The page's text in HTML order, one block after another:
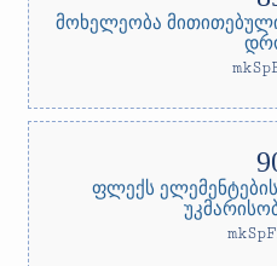
მოხელეობა
ფლექს